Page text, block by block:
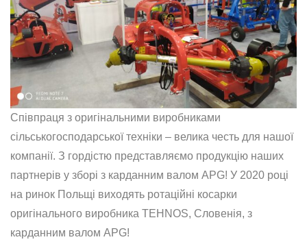
Співпраця з оригінальними виробниками
сільськогосподарської техніки – велика честь для нашої
компанії. З гордістю представляємо продукцію наших
партнерів у зборі з карданним валом APG! У 2020 році
на ринок Польщі виходять ротаційні косарки
оригінального виробника TEHNOS, Словенія, з
карданним валом APG!